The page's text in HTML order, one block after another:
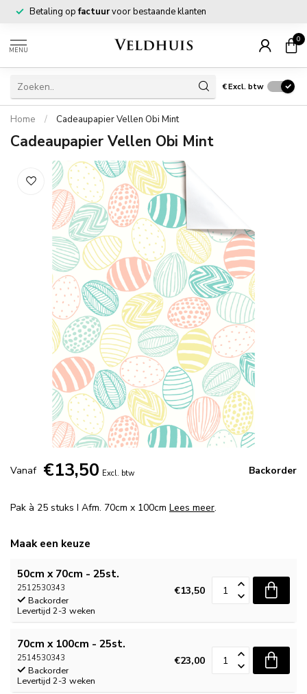
Betaling opfactuurvoor bestaande klanten
MENU
0
€Excl. btw
Home / Cadeaupapier Vellen Obi Mint
Cadeaupapier Vellen Obi Mint
Vanaf €13,50 Excl. btw Backorder
Pak à 25 stuks I Afm. 70cm x 100cm Lees meer.
Maak een keuze
50cm x 70cm - 25st.
2512530343
Backorder
Levertijd 2-3 weken
€13,50
70cm x 100cm - 25st.
2514530343
Backorder
Levertijd 2-3 weken
€23,00